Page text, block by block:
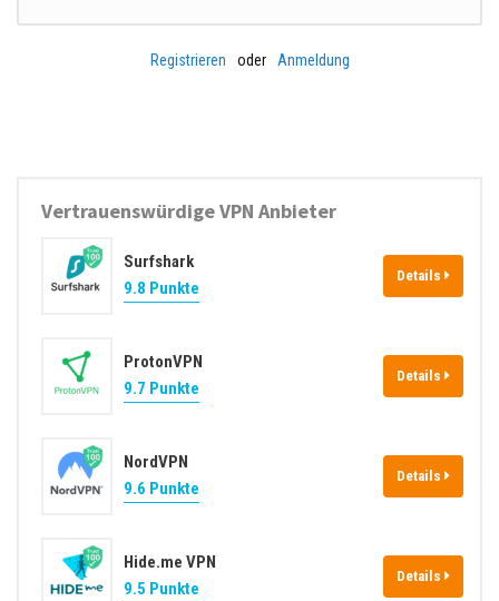
Registrieren oder Anmeldung
Vertrauenswürdige VPN Anbieter
Surfshark
9.8 Punkte
Details
ProtonVPN
9.7 Punkte
Details
NordVPN
9.6 Punkte
Details
Hide.me VPN
9.5 Punkte
Details